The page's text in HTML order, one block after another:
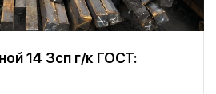
14 3сп г/к ГОСТ: